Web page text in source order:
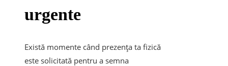
urgente
Există momente când prezența ta fizică
este solicitată pentru a semna